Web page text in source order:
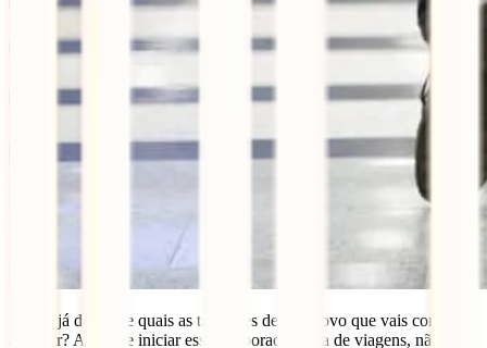
Então, já decidiste quais as tradições de ano novo que vais começar
a seguir? Antes de iniciar essa temporada cheia de viagens, não